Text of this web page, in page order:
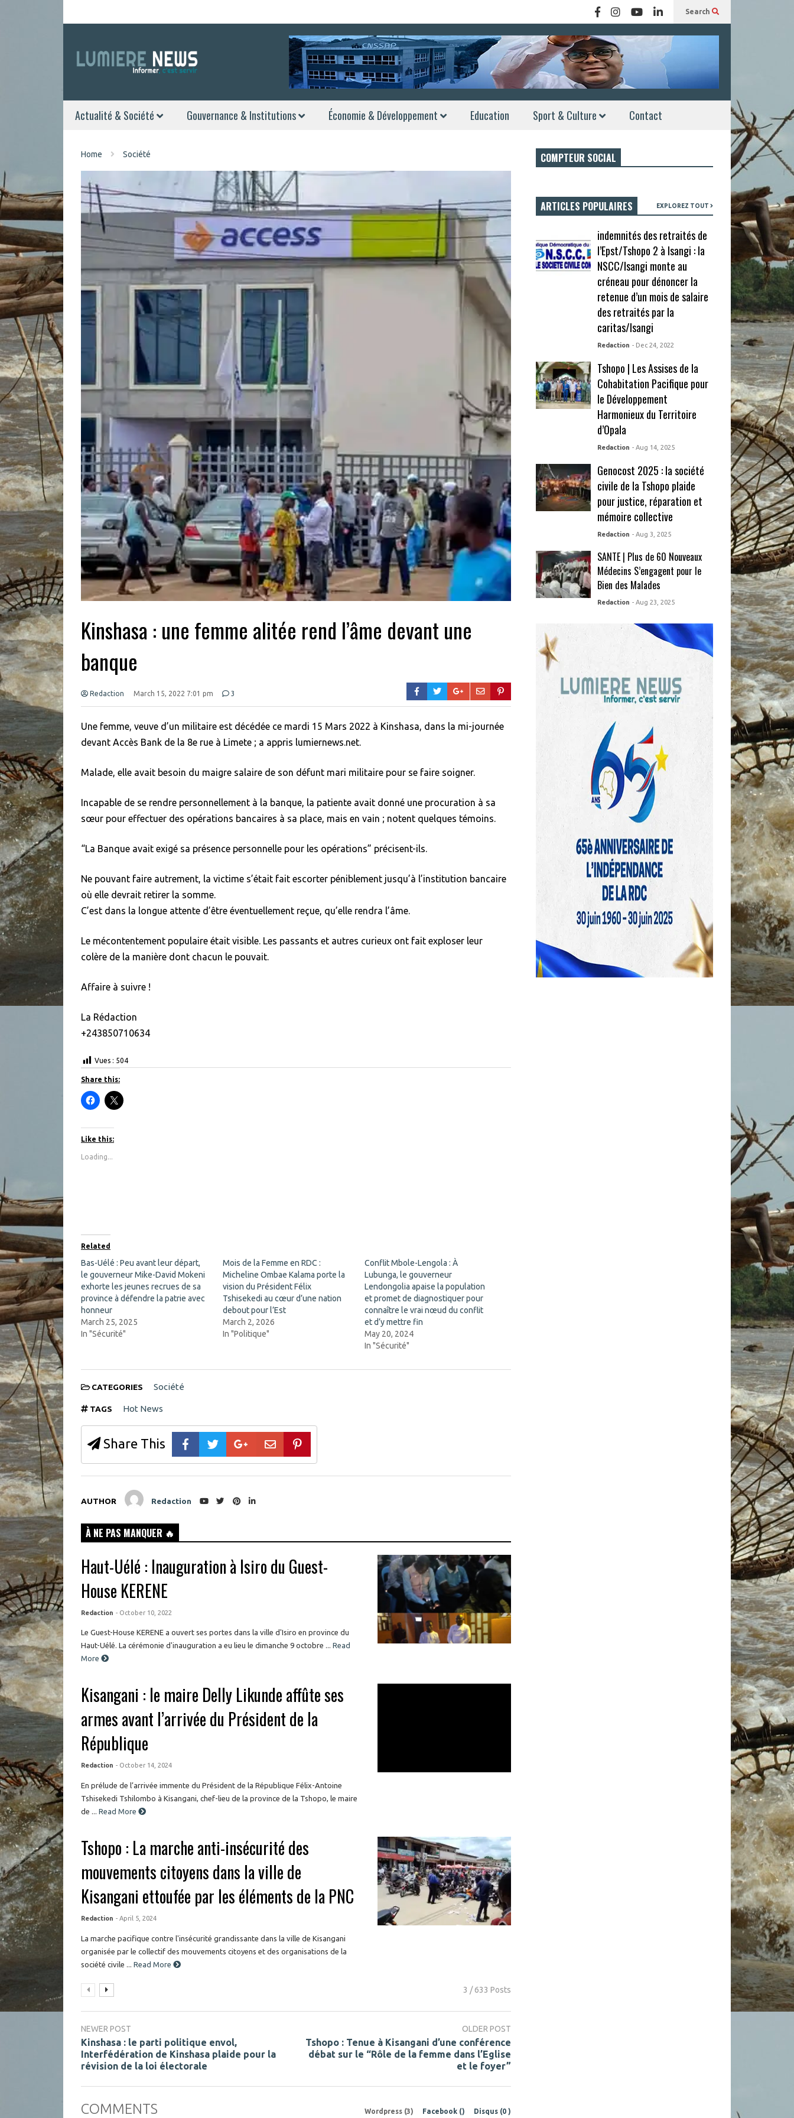
Search
Actualité & Société Gouvernance & Institutions Économie & Développement Education Sport & Culture Contact
Home Société
Kinshasa : une femme alitée rend l’âme devant une
banque
Redaction March 15, 2022 7:01 pm 3
Une femme, veuve d’un militaire est décédée ce mardi 15 Mars 2022 à Kinshasa, dans la mi-journée
devant Accès Bank de la 8e rue à Limete ; a appris lumiernews.net.
Malade, elle avait besoin du maigre salaire de son défunt mari militaire pour se faire soigner.
Incapable de se rendre personnellement à la banque, la patiente avait donné une procuration à sa
sœur pour effectuer des opérations bancaires à sa place, mais en vain ; notent quelques témoins.
“La Banque avait exigé sa présence personnelle pour les opérations” précisent-ils.
Ne pouvant faire autrement, la victime s’était fait escorter péniblement jusqu’à l’institution bancaire
où elle devrait retirer la somme.
C’est dans la longue attente d’être éventuellement reçue, qu’elle rendra l’âme.
Le mécontentement populaire était visible. Les passants et autres curieux ont fait exploser leur
colère de la manière dont chacun le pouvait.
Affaire à suivre !
La Rédaction
+243850710634
Vues : 504
Share this:
C
l
k
o
s
h
b
o
o
k
O
p
e
n
s
i
n
n
e
n
o
w
C
l
i
n
n
e
w
w
d
o
w
Like this:
Loading...
Related
Bas-Uélé : Peu avant leur départ,
le gouverneur Mike-David Mokeni
exhorte les jeunes recrues de sa
province à défendre la patrie avec
honneur
March 25, 2025
In "Sécurité"
Mois de la Femme en RDC :
Micheline Ombae Kalama porte la
vision du Président Félix
Tshisekedi au cœur d’une nation
debout pour l’Est
March 2, 2026
In "Politique"
Conflit Mbole-Lengola : À
Lubunga, le gouverneur
Lendongolia apaise la population
et promet de diagnostiquer pour
connaître le vrai nœud du conflit
et d’y mettre fin
May 20, 2024
In "Sécurité"
CATEGORIES Société
TAGS Hot News
Share This
AUTHOR Redaction
À NE PAS MANQUER 🔥
Haut-Uélé : Inauguration à Isiro du Guest-
House KERENE
Redaction - October 10, 2022
Le Guest-House KERENE a ouvert ses portes dans la ville d'Isiro en province du
Haut-Uélé. La cérémonie d'inauguration a eu lieu le dimanche 9 octobre ... Read
More
Kisangani : le maire Delly Likunde affûte ses
armes avant l’arrivée du Président de la
République
Redaction - October 14, 2024
En prélude de l’arrivée immente du Président de la République Félix-Antoine
Tshisekedi Tshilombo à Kisangani, chef-lieu de la province de la Tshopo, le maire
de ... Read More
Tshopo : La marche anti-insécurité des
mouvements citoyens dans la ville de
Kisangani ettoufée par les éléments de la PNC
Redaction - April 5, 2024
La marche pacifique contre l'insécurité grandissante dans la ville de Kisangani
organisée par le collectif des mouvements citoyens et des organisations de la
société civile ... Read More
3 / 633 Posts
NEWER POST
Kinshasa : le parti politique envol,
Interfédération de Kinshasa plaide pour la
révision de la loi électorale
OLDER POST
Tshopo : Tenue à Kisangani d’une conférence
débat sur le “Rôle de la femme dans l’Eglise
et le foyer”
COMMENTS Wordpress (3) Facebook () Disqus (0 )
COMPTEUR SOCIAL
ARTICLES POPULAIRES EXPLOREZ TOUT
indemnités des retraités de
l’Epst/Tshopo 2 à Isangi : la
NSCC/Isangi monte au
créneau pour dénoncer la
retenue d’un mois de salaire
des retraités par la
caritas/Isangi
Redaction - Dec 24, 2022
Tshopo | Les Assises de la
Cohabitation Pacifique pour
le Développement
Harmonieux du Territoire
d’Opala
Redaction - Aug 14, 2025
Genocost 2025 : la société
civile de la Tshopo plaide
pour justice, réparation et
mémoire collective
Redaction - Aug 3, 2025
SANTE | Plus de 60 Nouveaux
Médecins S’engagent pour le
Bien des Malades
Redaction - Aug 23, 2025